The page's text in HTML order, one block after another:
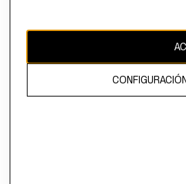
El contenido de esta página web está
propiedad de H&M Hennes & Mauritz AB.